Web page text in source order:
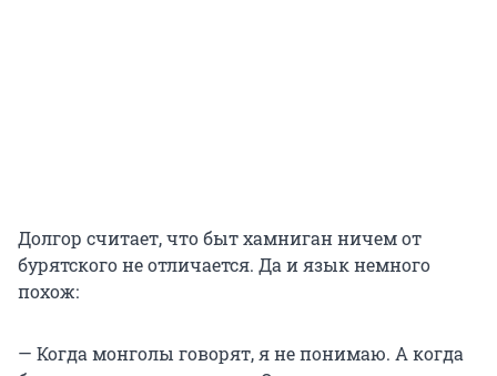
Долгор считает, что быт хамниган ничем от
бурятского не отличается. Да и язык немного
похож:
— Когда монголы говорят, я не понимаю. А когда